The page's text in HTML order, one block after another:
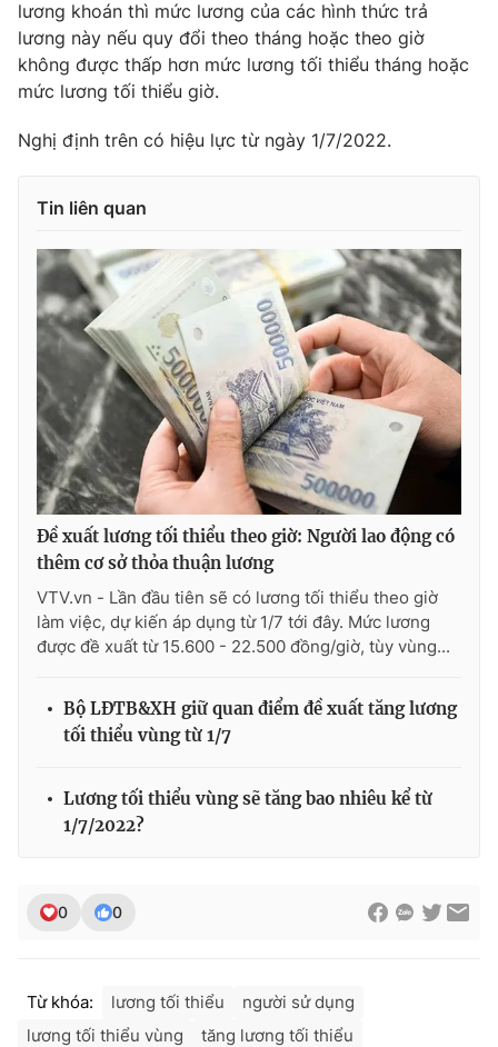
Ðiện thoại Thời báo VTV:024.66 897 897
Email: toasoan@vtv.vn
Liên hệ quảng cáo: 024-7300.7108
® Cấm sao chép dưới mọi hình thức nếu không có sự chấp
thuận bằng văn bản. Ghi rõ nguồn VTV.vn khi phát hành lại
thông tin từ website này.
lương khoán thì mức lương của các hình thức trả
lương này nếu quy đổi theo tháng hoặc theo giờ
không được thấp hơn mức lương tối thiểu tháng hoặc
mức lương tối thiểu giờ.
Nghị định trên có hiệu lực từ ngày 1/7/2022.
Tin liên quan
Đề xuất lương tối thiểu theo giờ: Người lao động có
thêm cơ sở thỏa thuận lương
VTV.vn - Lần đầu tiên sẽ có lương tối thiểu theo giờ
làm việc, dự kiến áp dụng từ 1/7 tới đây. Mức lương
được đề xuất từ 15.600 - 22.500 đồng/giờ, tùy vùng...
Bộ LĐTB&XH giữ quan điểm đề xuất tăng lương
tối thiểu vùng từ 1/7
Lương tối thiểu vùng sẽ tăng bao nhiêu kể từ
1/7/2022?
0 0
Từ khóa: lương tối thiểu
người sử dụng
lương tối thiểu vùng
tăng lương tối thiểu